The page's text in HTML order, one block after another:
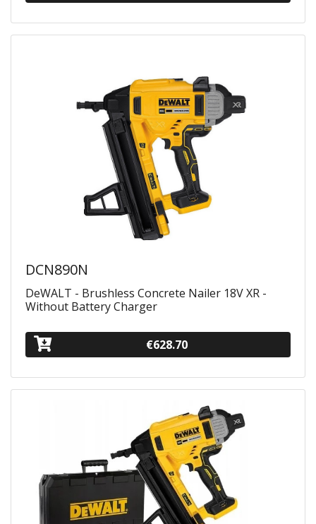
DCN890N
DeWALT - Brushless Concrete Nailer 18V XR -
Without Battery Charger
€628.70